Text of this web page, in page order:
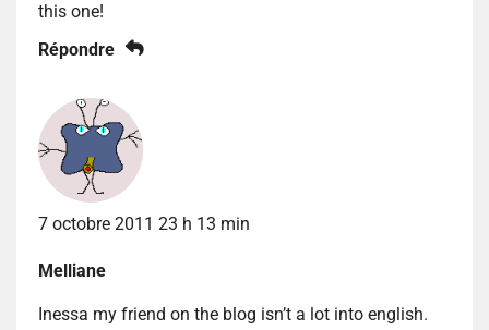
this one!
Répondre
7 octobre 2011 23 h 13 min
Melliane
Inessa my friend on the blog isn’t a lot into english.